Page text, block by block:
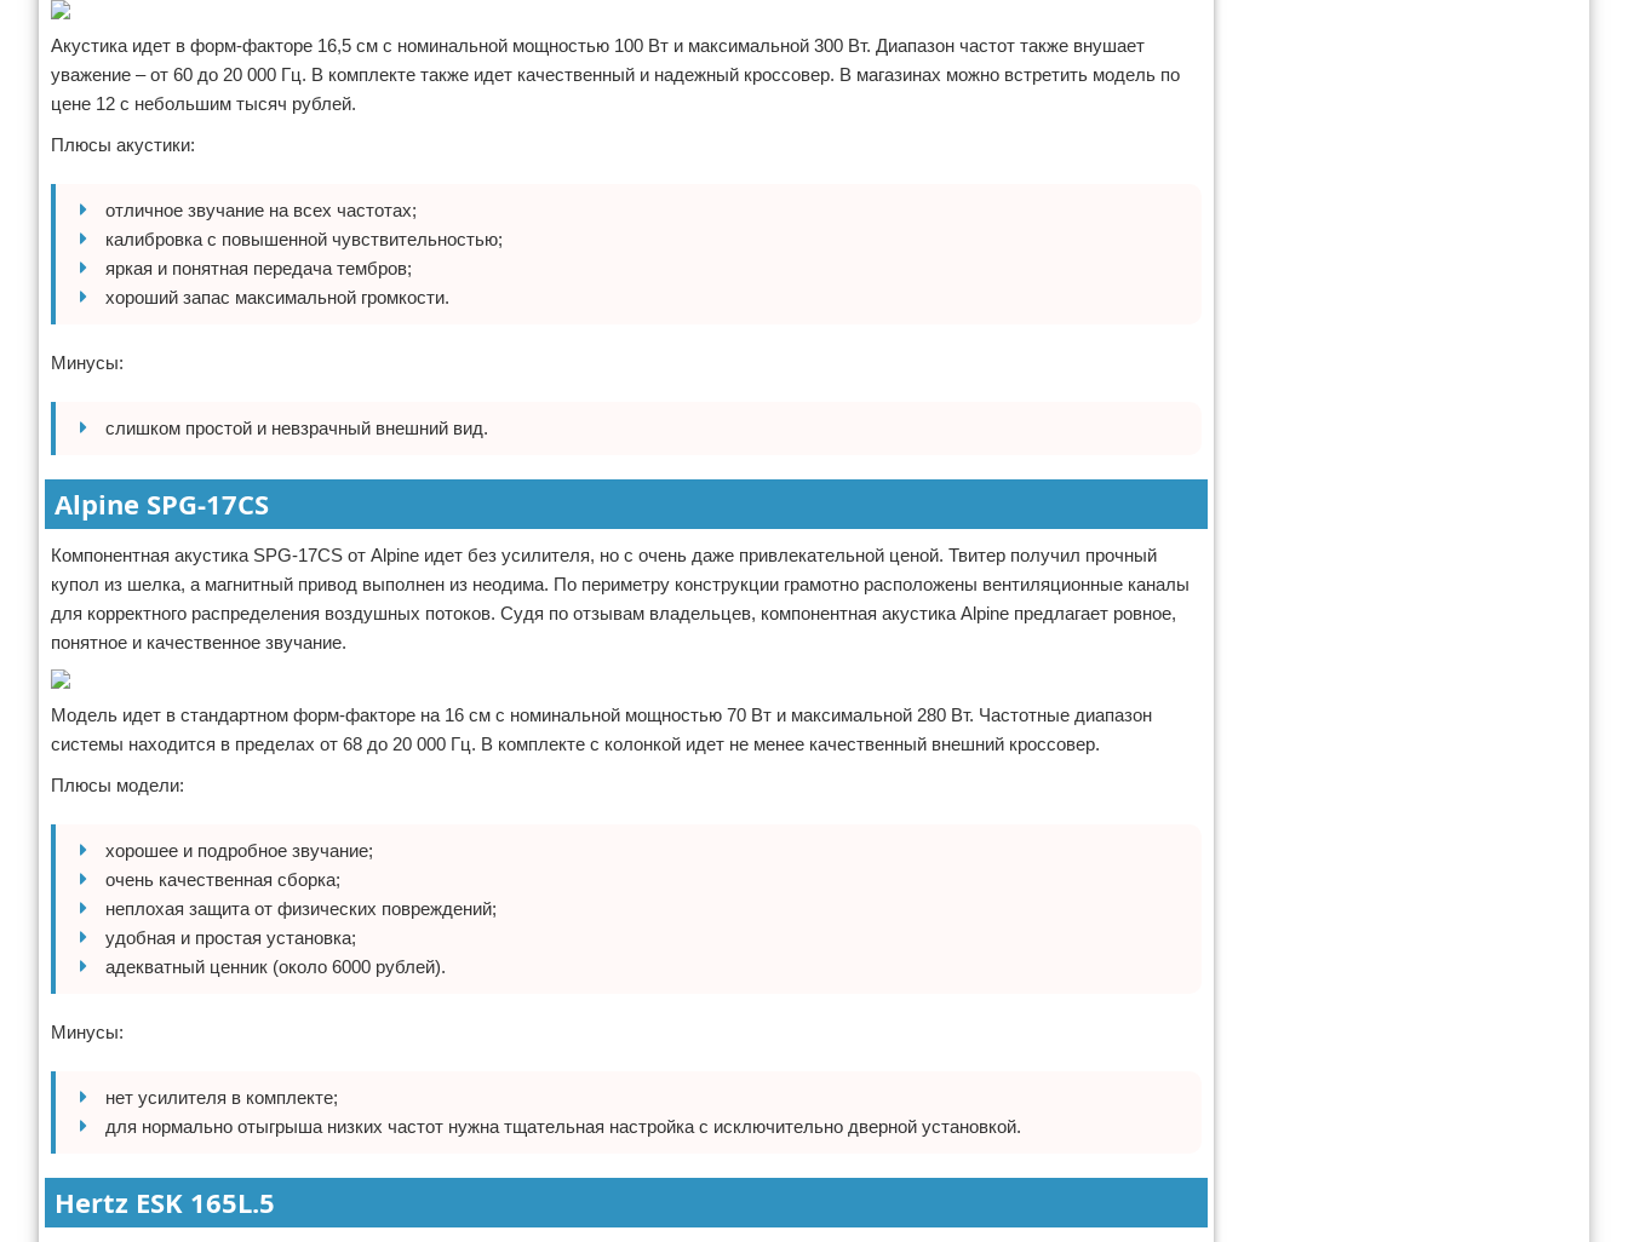
Акустика идет в форм-факторе 16,5 см с номинальной мощностью 100 Вт и максимальной 300 Вт. Диапазон частот также внушает
уважение – от 60 до 20 000 Гц. В комплекте также идет качественный и надежный кроссовер. В магазинах можно встретить модель по
цене 12 с небольшим тысяч рублей.
Плюсы акустики:
отличное звучание на всех частотах;
калибровка с повышенной чувствительностью;
яркая и понятная передача тембров;
хороший запас максимальной громкости.
Минусы:
слишком простой и невзрачный внешний вид.
Alpine SPG-17CS
Компонентная акустика SPG-17CS от Alpine идет без усилителя, но с очень даже привлекательной ценой. Твитер получил прочный
купол из шелка, а магнитный привод выполнен из неодима. По периметру конструкции грамотно расположены вентиляционные каналы
для корректного распределения воздушных потоков. Судя по отзывам владельцев, компонентная акустика Alpine предлагает ровное,
понятное и качественное звучание.
Модель идет в стандартном форм-факторе на 16 см с номинальной мощностью 70 Вт и максимальной 280 Вт. Частотные диапазон
системы находится в пределах от 68 до 20 000 Гц. В комплекте с колонкой идет не менее качественный внешний кроссовер.
Плюсы модели:
хорошее и подробное звучание;
очень качественная сборка;
неплохая защита от физических повреждений;
удобная и простая установка;
адекватный ценник (около 6000 рублей).
Минусы:
нет усилителя в комплекте;
для нормально отыгрыша низких частот нужна тщательная настройка с исключительно дверной установкой.
Hertz ESK 165L.5